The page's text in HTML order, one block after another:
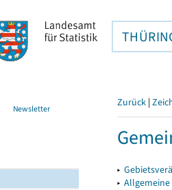
Newsletter Zurück |
▸
▸